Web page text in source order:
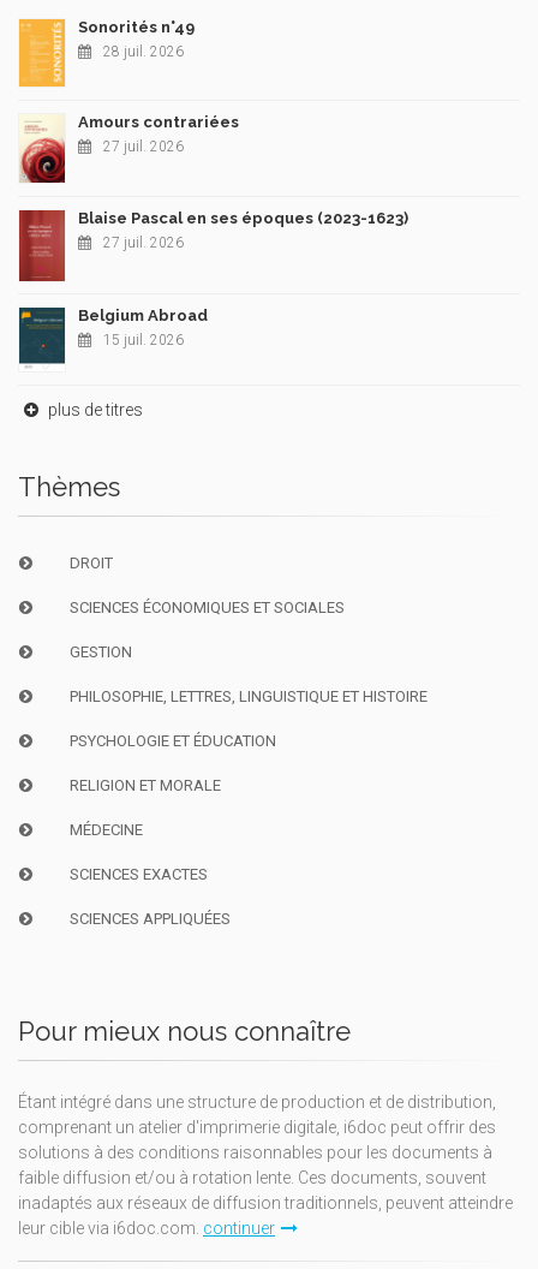
Sonorités n°49
28 juil. 2026
Amours contrariées
27 juil. 2026
Blaise Pascal en ses époques (2023-1623)
27 juil. 2026
Belgium Abroad
15 juil. 2026
plus de titres
Thèmes
DROIT
SCIENCES ÉCONOMIQUES ET SOCIALES
GESTION
PHILOSOPHIE, LETTRES, LINGUISTIQUE ET HISTOIRE
PSYCHOLOGIE ET ÉDUCATION
RELIGION ET MORALE
MÉDECINE
SCIENCES EXACTES
SCIENCES APPLIQUÉES
Pour mieux nous connaître
Étant intégré dans une structure de production et de distribution,
comprenant un atelier d'imprimerie digitale, i6doc peut offrir des
solutions à des conditions raisonnables pour les documents à
faible diffusion et/ou à rotation lente. Ces documents, souvent
inadaptés aux réseaux de diffusion traditionnels, peuvent atteindre
leur cible via i6doc.com. continuer